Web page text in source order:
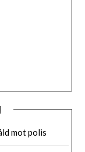
mot polis